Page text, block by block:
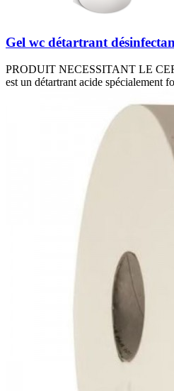
Gel wc détartrant
PRODUIT NECESSITANT LE
est un détartrant acide spécialement